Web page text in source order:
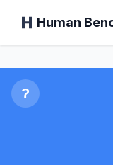
Human
Tempo di
?